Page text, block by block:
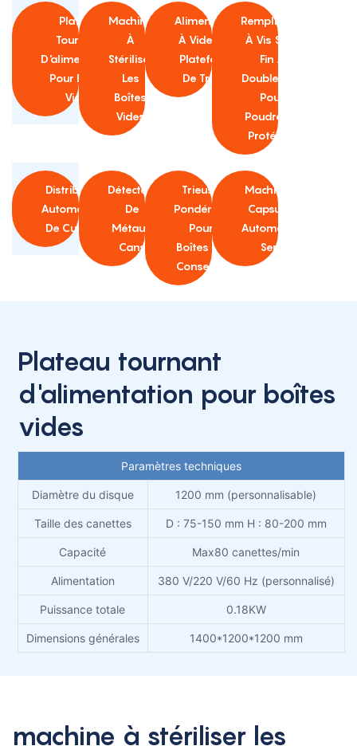
Plateau
Tournant
D'alimentation
Pour Boîtes
Vides
Machine
À
Stériliser
Les
Boîtes
Vides
Alimentateur
À Vide Avec
Plateforme
De Travail
Remplisseur
À Vis Sans
Fin À
Double Tête
Pour
Poudre De
Protéines
Distributeur
Automatique
De Cuillères
Détecteur
De
Métaux
Cans
Trieuse
Pondérale
Pour
Boîtes De
Conserve
Machine De
Capsulage
Automatique
Servo
Plateau tournant
d'alimentation pour boîtes
vides
Paramètres techniques
Diamètre du disque 1200 mm (personnalisable)
Taille des canettes D : 75-150 mm H : 80-200 mm
Capacité Max80 canettes/min
Alimentation 380 V/220 V/60 Hz (personnalisé)
Puissance totale 0.18KW
Dimensions générales 1400*1200*1200 mm
machine à stériliser les